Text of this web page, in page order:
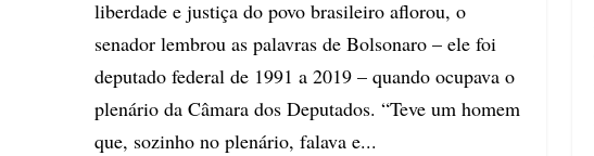
liberdade e justiça do povo brasileiro aflorou, o
senador lembrou as palavras de Bolsonaro – ele foi
deputado federal de 1991 a 2019 – quando ocupava o
plenário da Câmara dos Deputados. “Teve um homem
que, sozinho no plenário, falava e...